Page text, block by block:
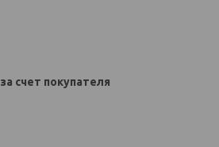
за счет покупателя